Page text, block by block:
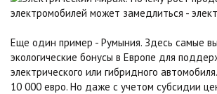
Еще один пример - Румыния. Здесь самые
экологические бонусы в Европе для
электрического или гибридного
10 000 евро. Но даже с учетом субсидии